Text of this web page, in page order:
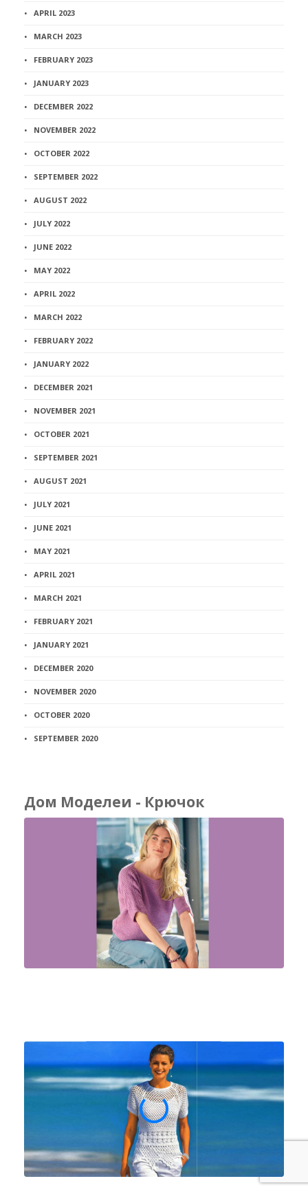
APRIL 2023
MARCH 2023
FEBRUARY 2023
JANUARY 2023
DECEMBER 2022
NOVEMBER 2022
OCTOBER 2022
SEPTEMBER 2022
AUGUST 2022
JULY 2022
JUNE 2022
MAY 2022
APRIL 2022
MARCH 2022
FEBRUARY 2022
JANUARY 2022
DECEMBER 2021
NOVEMBER 2021
OCTOBER 2021
SEPTEMBER 2021
AUGUST 2021
JULY 2021
JUNE 2021
MAY 2021
APRIL 2021
MARCH 2021
FEBRUARY 2021
JANUARY 2021
DECEMBER 2020
NOVEMBER 2020
OCTOBER 2020
SEPTEMBER 2020
Дом Моделеи - Крючок